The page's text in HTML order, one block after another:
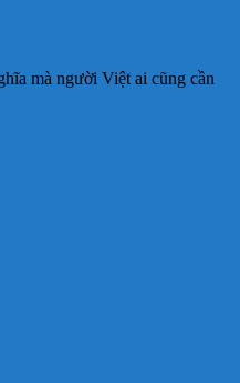
mà người Việt ai cũng cần